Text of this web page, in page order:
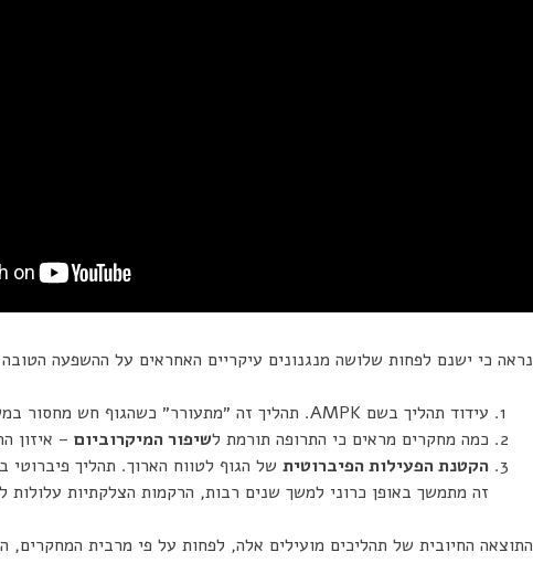
נראה כי ישנם לפחות שלושה מנגנונים עיקריים האחראים על ההשפעה
עידוד תהליך בשם AMPK. תהליך זה ״מתעורר״ כשהגוף חש מחסור במשאבים. בשל כך, התהליך
כמה מחקרים מראים כי התרופה תורמת לשיפור המיקרוביום – איזון
הקטנת הפעילות הפיברוטית של הגוף לטווח הארוך. תהליך
זה מתמשך באופן כרוני למשך שנים רבות, הרקמות הצלקתיות עלולות
התוצאה החיובית של תהליכים מועילים אלה, לפחות על פי מרבית